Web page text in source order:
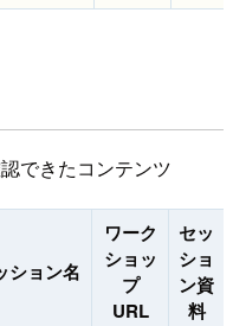
できたコンテンツ
ション名
ワーク
ショッ
プ
URL
セッ
ショ
ン資
料